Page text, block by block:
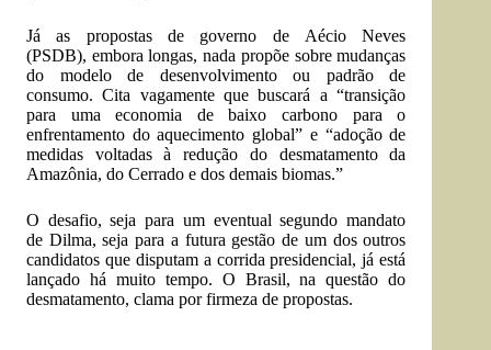
Já as propostas de governo de Aécio Neves
(PSDB), embora longas, nada propõe sobre mudanças
do modelo de desenvolvimento ou padrão de
consumo. Cita vagamente que buscará a “transição
para uma economia de baixo carbono para o
enfrentamento do aquecimento global” e “adoção de
medidas voltadas à redução do desmatamento da
Amazônia, do Cerrado e dos demais biomas.”
O desafio, seja para um eventual segundo mandato
de Dilma, seja para a futura gestão de um dos outros
candidatos que disputam a corrida presidencial, já está
lançado há muito tempo. O Brasil, na questão do
desmatamento, clama por firmeza de propostas.